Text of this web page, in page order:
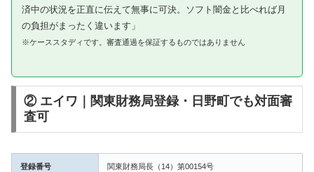
済中の状況を正直に伝えて無事に可決。ソフト闇金と比べれば月
の負担がまったく違います」
※ケーススタディです。審査通過を保証するものではありません
② エイワ｜関東財務局登録・日野町でも対面審
査可
登録番号 関東財務局長（14）第00154号